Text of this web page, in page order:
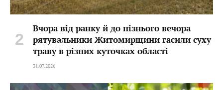
Вчора від ранку й до пізнього вечора
рятувальники Житомирщини гасили суху
траву в різних куточках області
31.07.2026